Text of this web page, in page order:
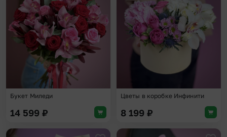
Добавить в избранное
Букет Миледи
14 599 ₽
Цветы в коробке Инфинити
8 199 ₽